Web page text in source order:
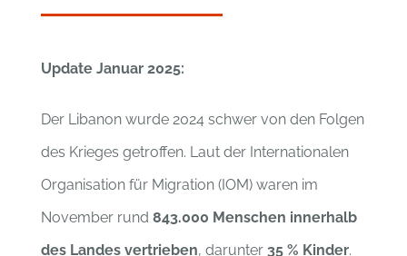
Update Januar 2025:
Der Libanon wurde 2024 schwer von den Folgen
des Krieges getroffen. Laut der Internationalen
Organisation für Migration (IOM) waren im
November rund 843.000 Menschen innerhalb
des Landes vertrieben, darunter 35 % Kinder.